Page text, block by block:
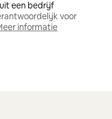
een bedrijf
voor
informatie